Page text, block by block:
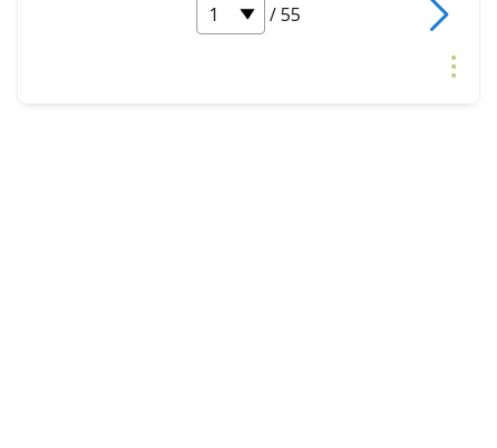
/ 55